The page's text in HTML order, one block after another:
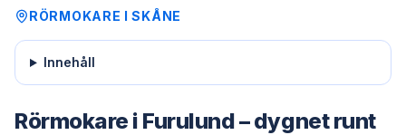
RÖRMOKARE ISKÅNE
Innehåll
Rörmokare i Furulund – dygnet runt